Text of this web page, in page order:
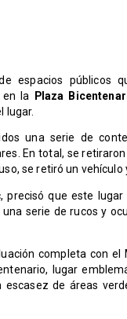
espacios públicos
la Plaza
lugar.
una serie de
En total, se
se retiró un
precisó que este
serie de rucos y
completa con el
lugar
de áreas